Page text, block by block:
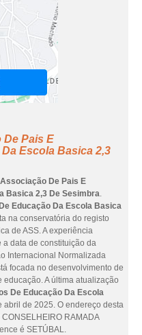
Pais E
Escola Basica 2,3
Associação De Pais E
Basica 2,3 De Sesimbra.
Educação Da Escola Basica
na conservatória do registo
de ASS. A experiência
data de constituição da
Internacional Normalizada
focada no desenvolvimento de
A última atualização
De Educação Da Escola
abril de 2025. O endereço desta
RAMADA
é SETÚBAL.